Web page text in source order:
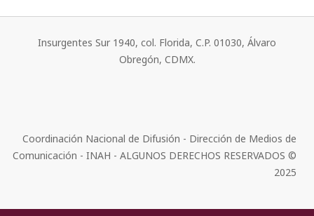
Insurgentes Sur 1940, col. Florida, C.P. 01030, Álvaro
Obregón, CDMX.
Coordinación Nacional de Difusión - Dirección de Medios de
Comunicación - INAH - ALGUNOS DERECHOS RESERVADOS ©
2025